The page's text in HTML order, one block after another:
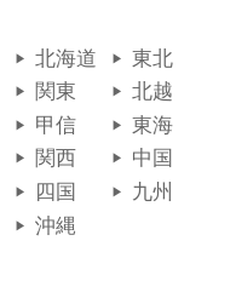
北海道
東北
関東
北越
甲信
東海
関西
中国
四国
九州
沖縄